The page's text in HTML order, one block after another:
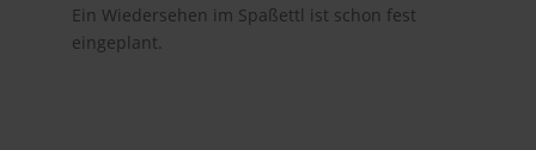
Ein Wiedersehen im Spaßettl ist schon fest
eingeplant.